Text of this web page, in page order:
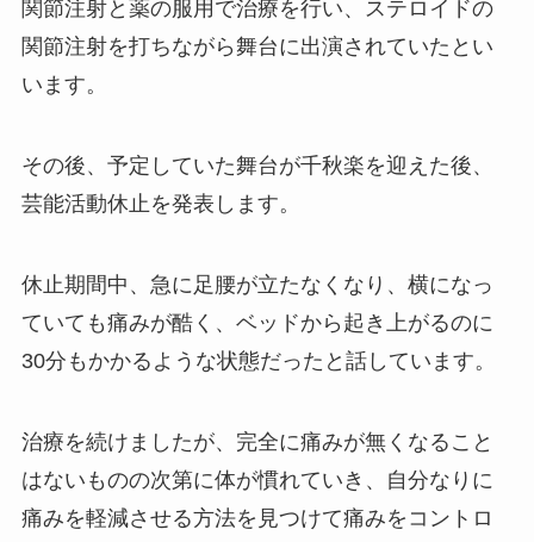
関節注射と薬の服用で治療を行い、ステロイドの
関節注射を打ちながら舞台に出演されていたとい
います。
その後、予定していた舞台が千秋楽を迎えた後、
芸能活動休止を発表します。
休止期間中、急に足腰が立たなくなり、横になっ
ていても痛みが酷く、ベッドから起き上がるのに
30分もかかるような状態だったと話しています。
治療を続けましたが、完全に痛みが無くなること
はないものの次第に体が慣れていき、自分なりに
痛みを軽減させる方法を見つけて痛みをコントロ